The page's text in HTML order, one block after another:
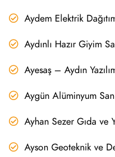
Aydem Elektrik
Aydınlı Hazır Giyim
Ayesaş – Aydın
Aygün Alüminyum
Ayhan Sezer Gıda ve
Ayson Geoteknik ve